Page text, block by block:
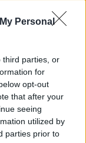
Personal
third parties, or
for
opt-out
that after your
seeing
utilized by
parties prior to
του εποχικού